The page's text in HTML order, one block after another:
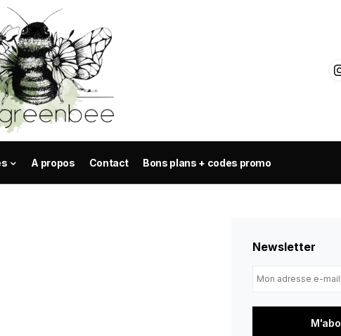
A propos Contact Bons plans + codes promo
Newsletter